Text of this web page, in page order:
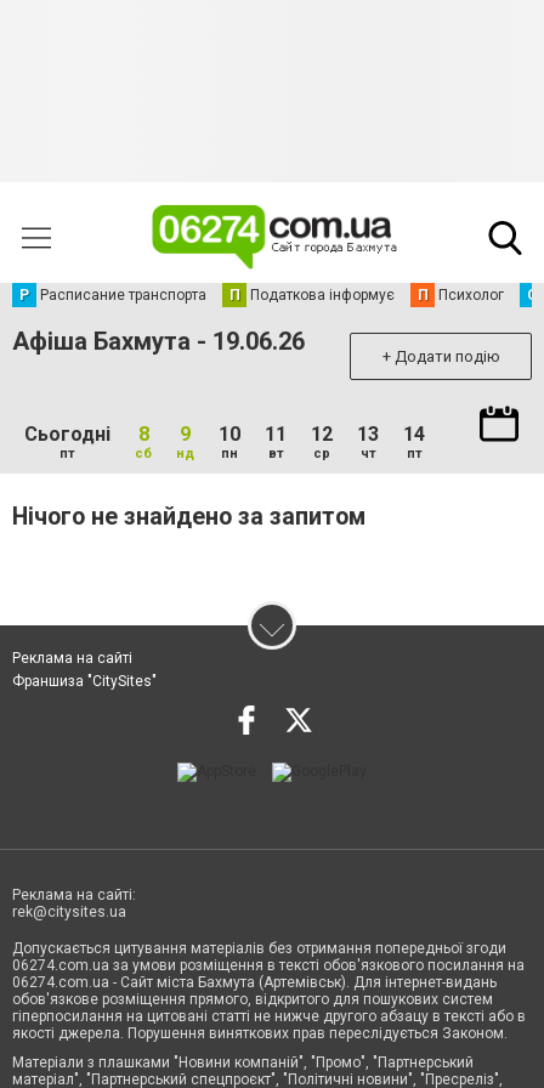
Р Расписание транспорта П Податкова інформує П Психолог С
Афіша Бахмута - 19.06.26 + Додати подію
Сьогодні
пт
8
сб
9
нд
10
пн
11
вт
12
ср
13
чт
14
пт
Нічого не знайдено за запитом
Реклама на сайті
Франшиза "CitySites"
Реклама на сайті:
rek@citysites.ua
Допускається цитування матеріалів без отримання попередньої згоди
06274.com.ua за умови розміщення в тексті обов'язкового посилання на
06274.com.ua - Сайт міста Бахмута (Артемівськ). Для інтернет-видань
обов'язкове розміщення прямого, відкритого для пошукових систем
гіперпосилання на цитовані статті не нижче другого абзацу в тексті або в
якості джерела. Порушення виняткових прав переслідується Законом.
Матеріали з плашками "Новини компаній", "Промо", "Партнерський
матеріал", "Партнерський спецпроєкт", "Політичні новини", "Пресреліз",